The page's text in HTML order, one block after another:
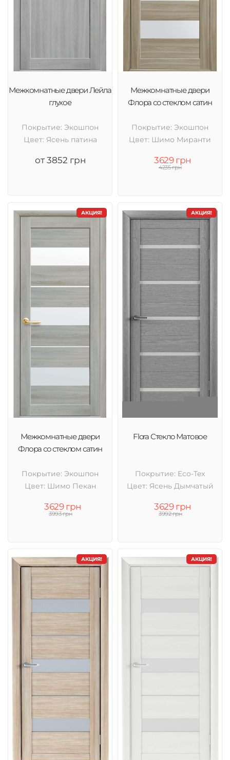
Межкомнатные двери Лейла
глухое
Покрытие: Экошпон
Цвет: Ясень патина
от 3852 грн
Межкомнатные двери
Флора со стеклом сатин
Покрытие: Экошпон
Цвет: Шимо Миранти
3629 грн
4235 грн
АКЦИЯ!
Межкомнатные двери
Флора со стеклом сатин
Покрытие: Экошпон
Цвет: Шимо Пекан
3629 грн
3993 грн
АКЦИЯ!
Flora Стекло Матовое
Покрытие: Eco-Tex
Цвет: Ясень Дымчатый
3629 грн
3992 грн
АКЦИЯ! АКЦИЯ!